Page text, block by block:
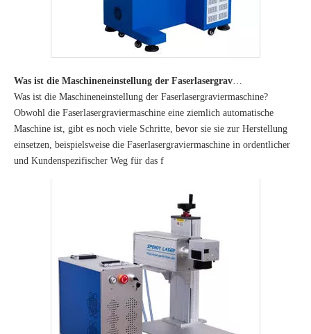
Was ist die Maschineneinstellung der Faserlasergraviermaschine?
Was ist die Maschineneinstellung der Faserlasergraviermaschine?
Obwohl die Faserlasergraviermaschine eine ziemlich automatische
Maschine ist, gibt es noch viele Schritte, bevor sie sie zur Herstellung
einsetzen, beispielsweise die Faserlasergraviermaschine in ordentlicher
und Kundenspezifischer Weg für das f